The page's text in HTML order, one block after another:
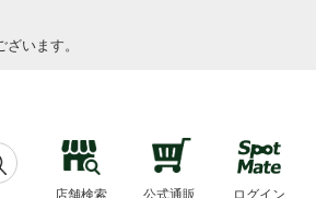
います。
店舗検索 公式通販 ログイン